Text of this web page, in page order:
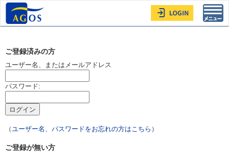
ご登録済みの方
ユーザー名、またはメールアドレス
パスワード:
（ユーザー名、パスワードをお忘れの方はこちら ）
ご登録が無い方